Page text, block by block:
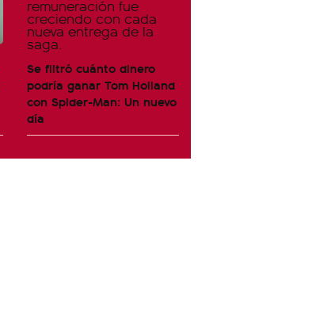
Se filtró cuánto dinero
podría ganar Tom Holland
con Spider-Man: Un nuevo
día